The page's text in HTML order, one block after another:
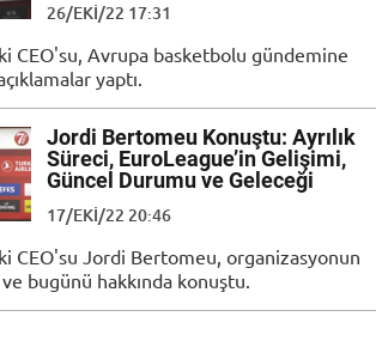
26/EKI/22 17:31
CEO'su, Avrupa basketbolu gündemine
yaptı.
Jordi Bertomeu Konuştu: Ayrılık
Süreci, EuroLeague’in Gelişimi,
Güncel Durumu ve Geleceği
17/EKI/22 20:46
CEO'su Jordi Bertomeu, organizasyonun
bugünü hakkında konuştu.